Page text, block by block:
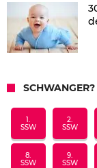
1.
SSW
2.
SSW
8.
SSW
9.
SSW